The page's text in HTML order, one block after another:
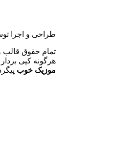
طراحی و اجرا
تمام حقوق
هرگونه کپی
موزیک خوب